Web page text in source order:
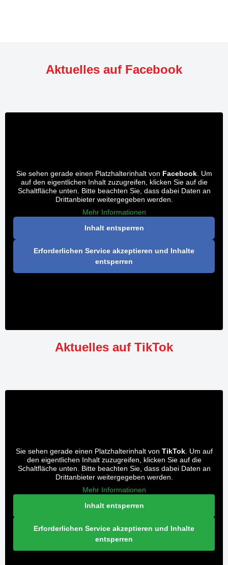
Aktuelles auf Facebook
Sie sehen gerade einen Platzhalterinhalt von Facebook. Um
auf den eigentlichen Inhalt zuzugreifen, klicken Sie auf die
Schaltfläche unten. Bitte beachten Sie, dass dabei Daten an
Drittanbieter weitergegeben werden.
Mehr Informationen
Inhalt entsperren
Erforderlichen Service akzeptieren und Inhalte
entsperren
Aktuelles auf TikTok
Sie sehen gerade einen Platzhalterinhalt von TikTok. Um auf
den eigentlichen Inhalt zuzugreifen, klicken Sie auf die
Schaltfläche unten. Bitte beachten Sie, dass dabei Daten an
Drittanbieter weitergegeben werden.
Mehr Informationen
Inhalt entsperren
Erforderlichen Service akzeptieren und Inhalte
entsperren